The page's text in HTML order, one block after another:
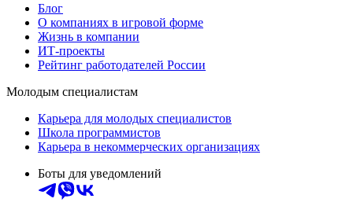
Блог
О компаниях в игровой форме
Жизнь в компании
ИТ-проекты
Рейтинг работодателей России
Молодым специалистам
Карьера для молодых специалистов
Школа программистов
Карьера в некоммерческих организациях
Боты для уведомлений